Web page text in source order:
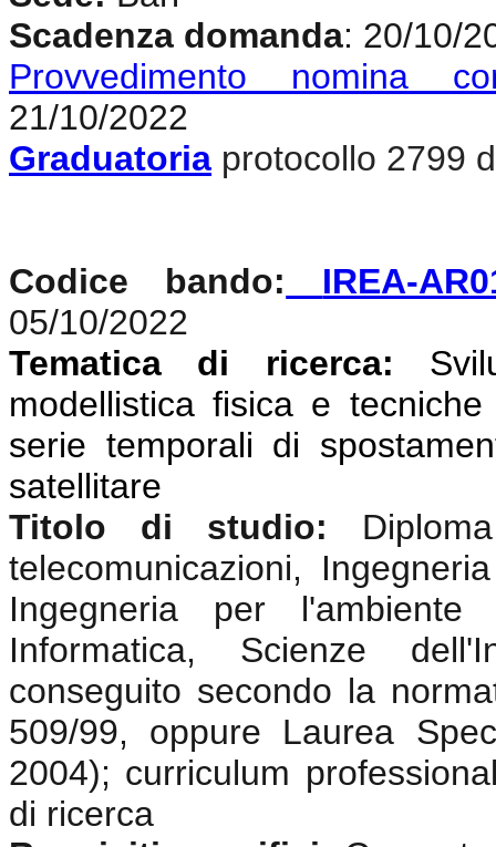
Scadenza domanda: 20/10/
Provvedimento nomina
21/10/2022
Graduatoria protocollo 2799
Codice bando:
IREA-
05/10/2022
Tematica di ricerca:
modellistica fisica e
serie temporali di
satellitare
Titolo di studio:
telecomunicazioni,
Ingegneria per
Informatica, Scienze
conseguito secondo la
509/99, oppure Laurea
2004); curriculum
di ricerca